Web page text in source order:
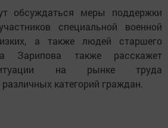
обсуждаться меры поддержки
специальной военной
а также людей старшего
Зарипова также расскажет
на рынке труда
категорий граждан.